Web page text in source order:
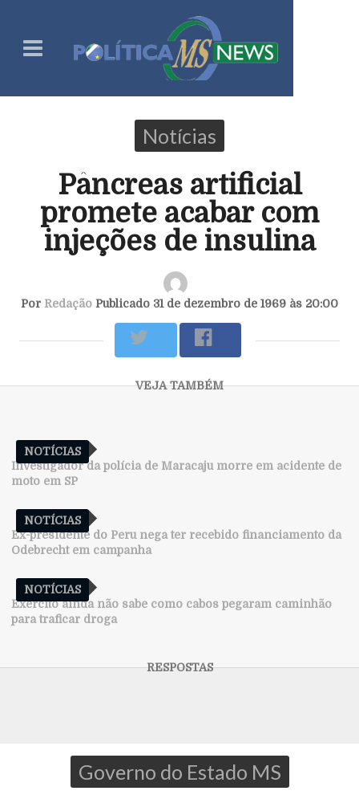
Notícias
Pâncreas artificial
promete acabar com
injeções de insulina
Por Redação Publicado 31 de dezembro de 1969 às 20:00
NOTÍCIAS
Investigador da polícia de Maracaju morre em acidente de
moto em SP
NOTÍCIAS
Ex-presidente do Peru nega ter recebido financiamento da
Odebrecht em campanha
NOTÍCIAS
Exército ainda não sabe como cabos pegaram caminhão
para traficar droga
Governo do Estado MS